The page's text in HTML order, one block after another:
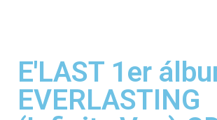
E'LAST 1er
EVERLASTING